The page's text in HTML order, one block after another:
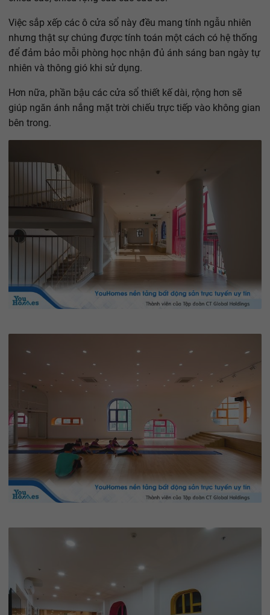
Việc sắp xếp các ô cửa sổ này đều mang tính ngẫu nhiên
nhưng thật sự chúng được tính toán một cách có hệ thống
để đảm bảo mỗi phòng học nhận đủ ánh sáng ban ngày tự
nhiên và thông gió khi sử dụng.
Hơn nữa, phần bậu các cửa sổ thiết kế dài, rộng hơn sẽ
giúp ngăn ánh nắng mặt trời chiếu trực tiếp vào không gian
bên trong.